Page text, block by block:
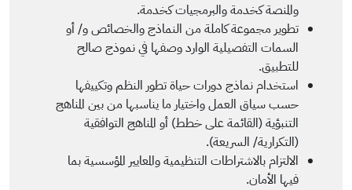
والمنصة كخدمة والبرمجيات كخدمة.
تطوير مجموعة كاملة من النماذج والخصائص و/ أو
السمات التفصيلية الوارد وصفها في نموذج صالح
للتطبيق.
استخدام نماذج دورات حياة تطور النظم وتكييفها
حسب سياق العمل واختيار ما يناسبها من بين المناهج
التنبؤية (القائمة على خطط) أو المناهج التوافقية
(التكرارية/ السريعة).
الالتزام بالاشتراطات التنظيمية والمعايير المؤسسية بما
فيها الأمان.